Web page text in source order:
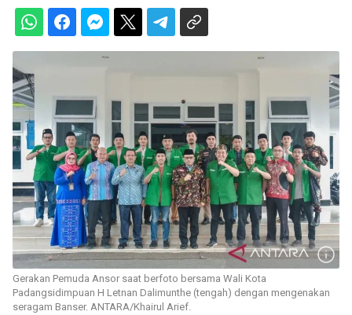
Gerakan Pemuda Ansor saat berfoto bersama Wali Kota
Padangsidimpuan H Letnan Dalimunthe (tengah) dengan mengenakan
seragam Banser. ANTARA/Khairul Arief.